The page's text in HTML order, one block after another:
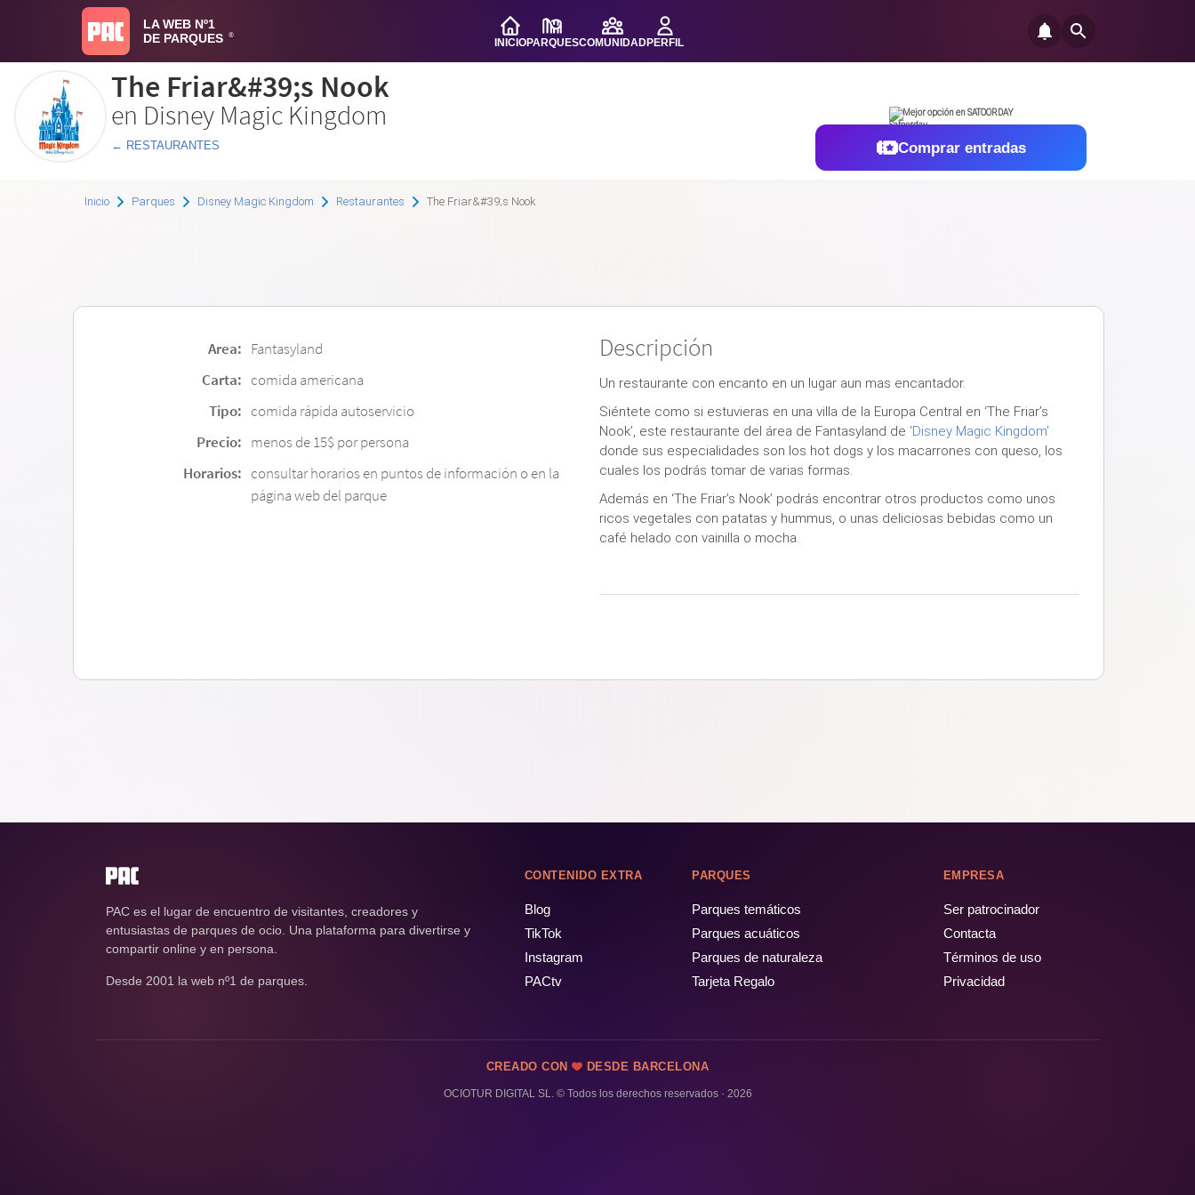
LA WEB Nº1
DE PARQUES
®
INICIOPARQUESCOMUNIDADPERFIL
The Friar&#39;s Nook
en Disney Magic Kingdom
← RESTAURANTES
Mejor opción en SATOORDAY
Comprar entradas
Inicio Parques Disney Magic Kingdom Restaurantes The Friar&#39;s Nook
Area: Fantasyland
Carta: comida americana
Tipo: comida rápida autoservicio
Precio: menos de 15$ por persona
Horarios: consultar horarios en puntos de información o en la
página web del parque
Descripción
Un restaurante con encanto en un lugar aun mas encantador.
Siéntete como si estuvieras en una villa de la Europa Central en ‘The Friar’s
Nook’, este restaurante del área de Fantasyland de 'Disney Magic Kingdom'
donde sus especialidades son los hot dogs y los macarrones con queso, los
cuales los podrás tomar de varias formas.
Además en ‘The Friar’s Nook’ podrás encontrar otros productos como unos
ricos vegetales con patatas y hummus, o unas deliciosas bebidas como un
café helado con vainilla o mocha.
PAC es el lugar de encuentro de visitantes, creadores y
entusiastas de parques de ocio. Una plataforma para divertirse y
compartir online y en persona.
Desde 2001 la web nº1 de parques.
CONTENIDO EXTRA
Blog
TikTok
Instagram
PACtv
PARQUES
Parques temáticos
Parques acuáticos
Parques de naturaleza
Tarjeta Regalo
EMPRESA
Ser patrocinador
Contacta
Términos de uso
Privacidad
CREADO CON DESDE BARCELONA
OCIOTUR DIGITAL SL. © Todos los derechos reservados · 2026